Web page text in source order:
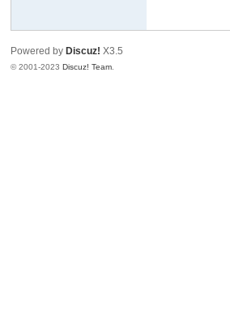
Powered by Discuz! X3.5
© 2001-2023Discuz! Team